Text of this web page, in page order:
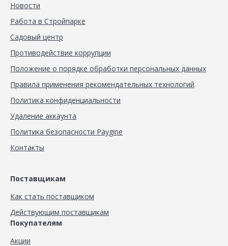
Новости
Работа в Стройпарке
Садовый центр
Противодействие коррупции
Положение о порядке обработки персональных данных
Правила применения рекомендательных технологий
Политика конфиденциальности
Удаление аккаунта
Политика безопасности Paygine
Контакты
Поставщикам
Как стать поставщиком
Действующим поставщикам
Покупателям
Акции